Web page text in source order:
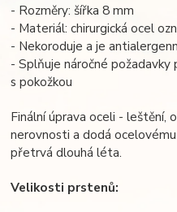
- Rozměry: šířka 8 mm
- Materiál: chirurgická ocel
- Nekoroduje a je
- Splňuje náročné požadavky
s pokožkou
Finální úprava oceli - leštění,
nerovnosti a dodá
přetrvá dlouhá léta.
Velikosti prstenů: